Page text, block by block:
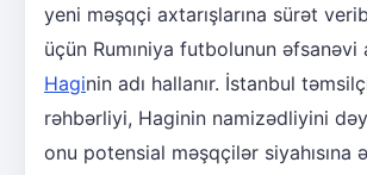
yeni məşqçi axtarışlarına sürət
üçün Rumıniya futbolunun əfsanəvi
Haginin adı hallanır. İstanbul
rəhbərliyi, Haginin namizədliyini
onu potensial məşqçilər siyahısına